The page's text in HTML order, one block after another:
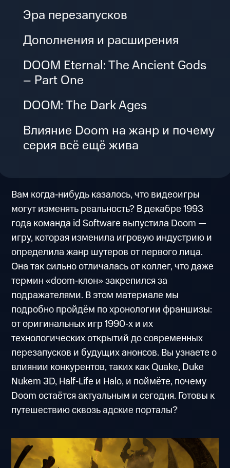
Эра перезапусков
Дополнения и расширения
DOOM Eternal: The Ancient Gods
– Part One
DOOM: The Dark Ages
Влияние Doom на жанр и почему
серия всё ещё жива
Вам когда‑нибудь казалось, что видеоигры
могут изменять реальность? В декабре 1993
года команда id Software выпустила Doom —
игру, которая изменила игровую индустрию и
определила жанр шутеров от первого лица.
Она так сильно отличалась от коллег, что даже
термин «doom‑клон» закрепился за
подражателями. В этом материале мы
подробно пройдём по хронологии франшизы:
от оригинальных игр 1990‑х и их
технологических открытий до современных
перезапусков и будущих анонсов. Вы узнаете о
влиянии конкурентов, таких как Quake, Duke
Nukem 3D, Half‑Life и Halo, и поймёте, почему
Doom остаётся актуальным и сегодня. Готовы к
путешествию сквозь адские порталы?